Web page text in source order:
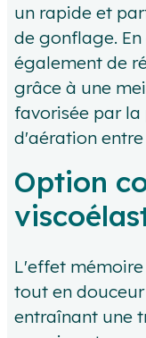
un rapide et
de gonflage.
également de
grâce à une
favorisée par la
d'aération entre
Option
L'effet
tout en
entraînant une